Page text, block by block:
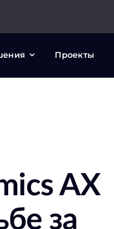
Проекты
AX
за